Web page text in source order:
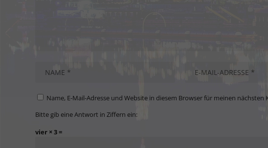
Name, E-Mail-Adresse und Website in diesem Browser für meinen
Bitte gib eine Antwort in Ziffern ein:
vier × 3 =